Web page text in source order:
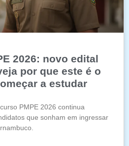
2026: novo edital
por que este é o
a estudar
PMPE 2026 continua
que sonham em ingressar